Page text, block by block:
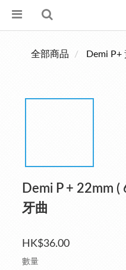
全部商品 Demi P+
Demi P + 22mm
牙曲
HK$36.00
數量